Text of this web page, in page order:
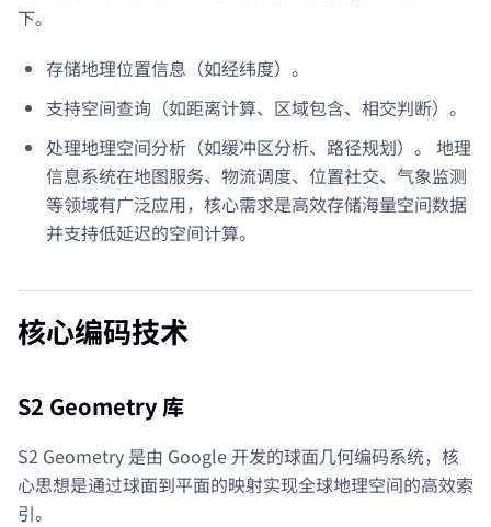
下。
存储地理位置信息（如经纬度）。
支持空间查询（如距离计算、区域包含、相交判断）。
处理地理空间分析（如缓冲区分析、路径规划）。 地理
信息系统在地图服务、物流调度、位置社交、气象监测
等领域有广泛应用，核心需求是高效存储海量空间数据
并支持低延迟的空间计算。
核心编码技术
S2 Geometry 库
S2 Geometry 是由 Google 开发的球面几何编码系统，核
心思想是通过球面到平面的映射实现全球地理空间的高效索
引。